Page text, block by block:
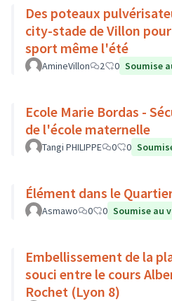
Des poteaux
city-stade de Villon
sport même l'été
AmineVillon 2 0 Soumise
Ecole Marie Bordas -
de l'école maternelle
Tangi PHILIPPE 0 0
Élément dans le
Asmawo 0 0 Soumise au
Embellissement de la
souci entre le cours
Rochet (Lyon 8)